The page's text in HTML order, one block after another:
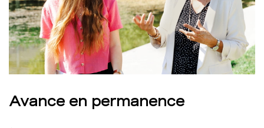
Avance en permanence